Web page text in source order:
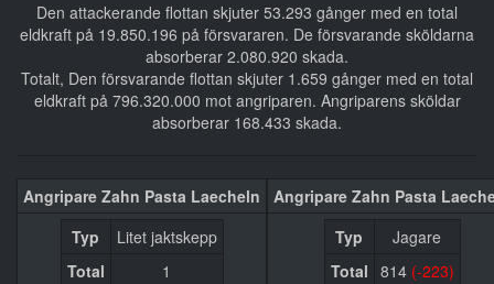
Den attackerande flottan skjuter 53.293 gånger med en total
eldkraft på 19.850.196 på försvararen. De försvarande sköldarna
absorberar 2.080.920 skada.
Totalt, Den försvarande flottan skjuter 1.659 gånger med en total
eldkraft på 796.320.000 mot angriparen. Angriparens sköldar
absorberar 168.433 skada.
Angripare Zahn Pasta Laecheln
Typ
Litet jaktskepp
Total
1
Angripare Zahn Pasta
Typ
Jagare
Total 814 (-223)